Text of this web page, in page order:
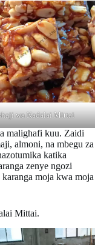
wa Kadalai Mittai
malighafi kuu. Zaidi
almoni, na mbegu za
katika
zenye ngozi
moja kwa moja
Mittai.